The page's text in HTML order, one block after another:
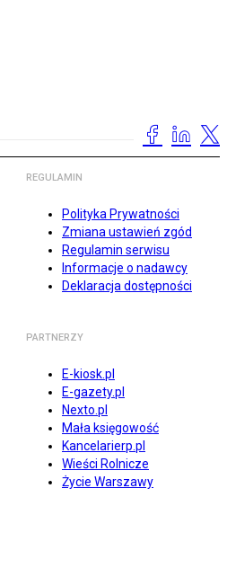
REGULAMIN
Polityka Prywatności
Zmiana ustawień zgód
Regulamin serwisu
Informacje o nadawcy
Deklaracja dostępności
PARTNERZY
E-kiosk.pl
E-gazety.pl
Nexto.pl
Mała księgowość
Kancelarierp.pl
Wieści Rolnicze
Życie Warszawy